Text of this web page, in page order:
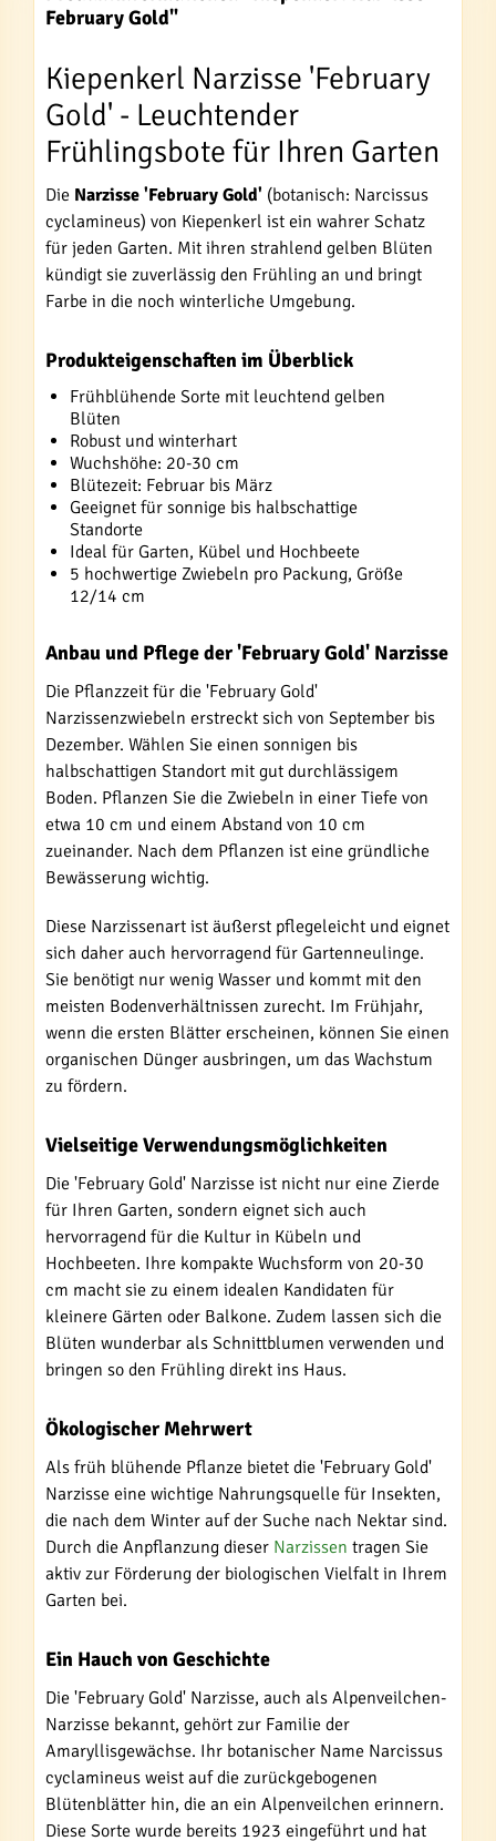
February Gold"
Kiepenkerl Narzisse 'February
Gold' - Leuchtender
Frühlingsbote für Ihren Garten
Die Narzisse 'February Gold' (botanisch: Narcissus
cyclamineus) von Kiepenkerl ist ein wahrer Schatz
für jeden Garten. Mit ihren strahlend gelben Blüten
kündigt sie zuverlässig den Frühling an und bringt
Farbe in die noch winterliche Umgebung.
Produkteigenschaften im Überblick
Frühblühende Sorte mit leuchtend gelben
Blüten
Robust und winterhart
Wuchshöhe: 20-30 cm
Blütezeit: Februar bis März
Geeignet für sonnige bis halbschattige
Standorte
Ideal für Garten, Kübel und Hochbeete
5 hochwertige Zwiebeln pro Packung, Größe
12/14 cm
Anbau und Pflege der 'February Gold' Narzisse
Die Pflanzzeit für die 'February Gold'
Narzissenzwiebeln erstreckt sich von September bis
Dezember. Wählen Sie einen sonnigen bis
halbschattigen Standort mit gut durchlässigem
Boden. Pflanzen Sie die Zwiebeln in einer Tiefe von
etwa 10 cm und einem Abstand von 10 cm
zueinander. Nach dem Pflanzen ist eine gründliche
Bewässerung wichtig.
Diese Narzissenart ist äußerst pflegeleicht und eignet
sich daher auch hervorragend für Gartenneulinge.
Sie benötigt nur wenig Wasser und kommt mit den
meisten Bodenverhältnissen zurecht. Im Frühjahr,
wenn die ersten Blätter erscheinen, können Sie einen
organischen Dünger ausbringen, um das Wachstum
zu fördern.
Vielseitige Verwendungsmöglichkeiten
Die 'February Gold' Narzisse ist nicht nur eine Zierde
für Ihren Garten, sondern eignet sich auch
hervorragend für die Kultur in Kübeln und
Hochbeeten. Ihre kompakte Wuchsform von 20-30
cm macht sie zu einem idealen Kandidaten für
kleinere Gärten oder Balkone. Zudem lassen sich die
Blüten wunderbar als Schnittblumen verwenden und
bringen so den Frühling direkt ins Haus.
Ökologischer Mehrwert
Als früh blühende Pflanze bietet die 'February Gold'
Narzisse eine wichtige Nahrungsquelle für Insekten,
die nach dem Winter auf der Suche nach Nektar sind.
Durch die Anpflanzung dieser Narzissen tragen Sie
aktiv zur Förderung der biologischen Vielfalt in Ihrem
Garten bei.
Ein Hauch von Geschichte
Die 'February Gold' Narzisse, auch als Alpenveilchen-
Narzisse bekannt, gehört zur Familie der
Amaryllisgewächse. Ihr botanischer Name Narcissus
cyclamineus weist auf die zurückgebogenen
Blütenblätter hin, die an ein Alpenveilchen erinnern.
Diese Sorte wurde bereits 1923 eingeführt und hat